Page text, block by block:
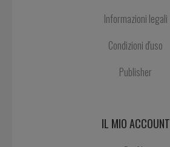
Informazioni legali
Condizioni d'uso
Publisher
IL MIO ACCOUNT